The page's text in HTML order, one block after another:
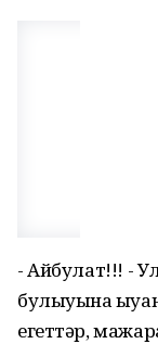
- Айбулат!!! -
булыуына
егеттәр,